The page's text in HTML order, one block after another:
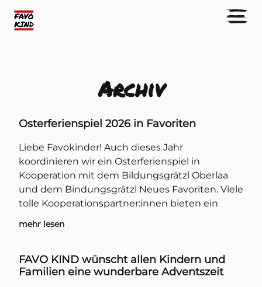
Archiv
Osterferienspiel 2026 in Favoriten
Liebe Favokinder! Auch dieses Jahr
koordinieren wir ein Osterferienspiel in
Kooperation mit dem Bildungsgrätzl Oberlaa
und dem Bindungsgrätzl Neues Favoriten. Viele
tolle Kooperationspartner:innen bieten ein
mehr lesen
FAVO KIND wünscht allen Kindern und
Familien eine wunderbare Adventszeit